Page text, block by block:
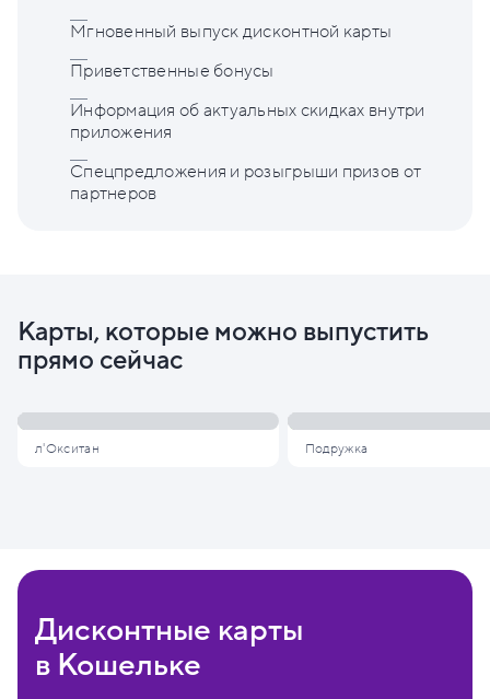
Мгновенный выпуск дисконтной карты
Приветственные бонусы
Информация об актуальных скидках внутри
приложения
Спецпредложения и розыгрыши призов от
партнеров
Карты, которые можно выпустить
прямо сейчас
л'Окситан Подружка
Дисконтные карты
в Кошельке